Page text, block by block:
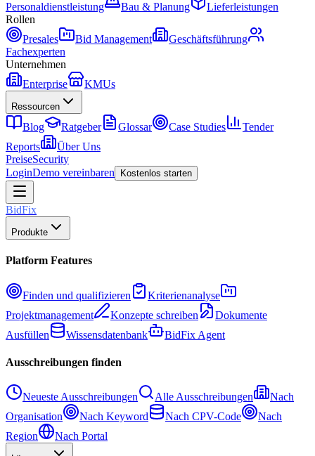
Personaldienstleistung
Bau & Planung
Lieferleistungen
Rollen
Presales
Bid Management
Geschäftsführung
Fachexperten
Unternehmen
Enterprise
KMUs
Ressourcen
Blog Ratgeber Glossar Case Studies
Tender
Reports
Über Uns
PreiseSecurity
LoginDemo vereinbaren Kostenlos starten
BidFix
Produkte
Platform Features
Finden und qualifizieren
Kriterienanalyse
Projektmanagement
Konzepte schreiben
Dokumente
Ausfüllen
Wissensdatenbank BidFix Agent
Ausschreibungen finden
Neueste Ausschreibungen Alle Ausschreibungen
Nach
Organisation
Nach Keyword Nach CPV-Code
Nach
Region
Nach Portal